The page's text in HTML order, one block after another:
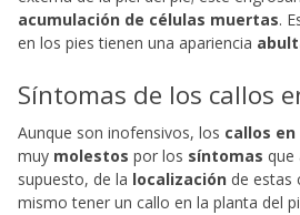
acumulación de células muertas.
en los pies tienen una apariencia
Síntomas de los callos
Aunque son inofensivos, los callos en
muy molestos por los síntomas que
supuesto, de la localización de estas
mismo tener un callo en la planta del